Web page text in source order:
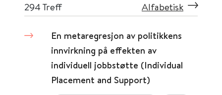
294 Treff Alfabetisk
En metaregresjon av politikkens
innvirkning på effekten av
individuell jobbstøtte (Individual
Placement and Support)